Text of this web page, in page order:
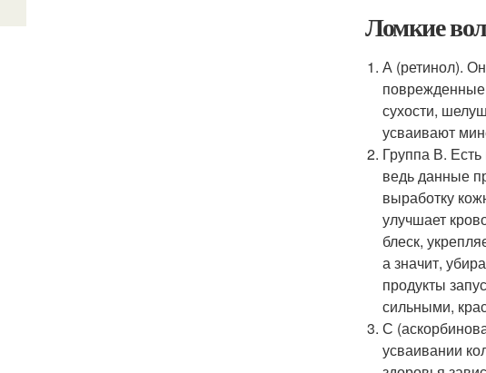
Ломкие
А (ретинол).
сухости,
усваивают
Группа В.
ведь данные
выработку
улучшает
блеск,
а значит,
продукты
сильными,
С
усваивании